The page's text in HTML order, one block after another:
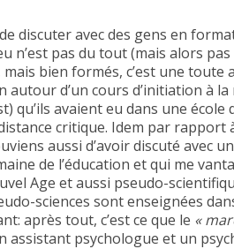
discuter avec des gens en
n’est pas du tout (mais alors
bien formés, c’est une toute
autour d’un cours d’initiation à
qu’ils avaient eu dans une école
critique. Idem par rapport
aussi d’avoir discuté avec
de l’éducation et qui me
Age et aussi pseudo-
sciences sont enseignées
après tout, c’est ce que le «
assistant psychologue et un